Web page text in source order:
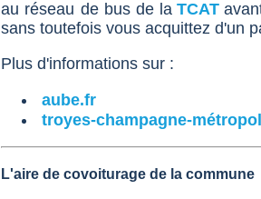
au réseau de bus de la TCAT
sans toutefois vous acquittez d'un
Plus d'informations sur :
aube.fr
troyes-champagne-
L'aire de covoiturage de la commune